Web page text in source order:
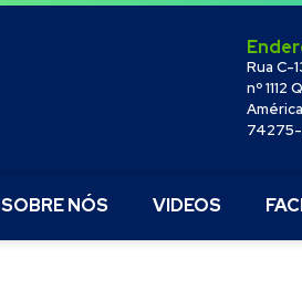
Rua C-
nº 1112
SOBRE NÓS VIDEOS